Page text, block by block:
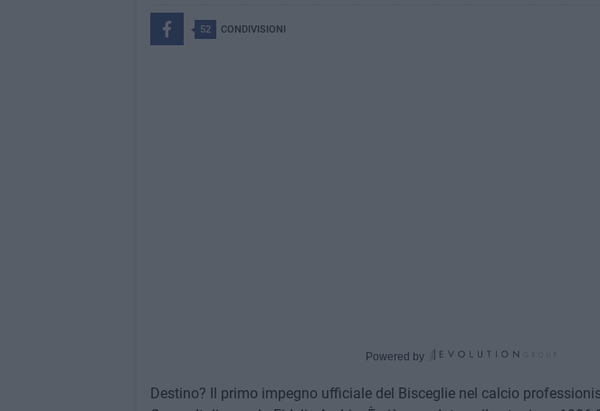
52 CONDIVISIONI
Powered by
Destino? Il primo impegno ufficiale del Bisceglie nel calcio